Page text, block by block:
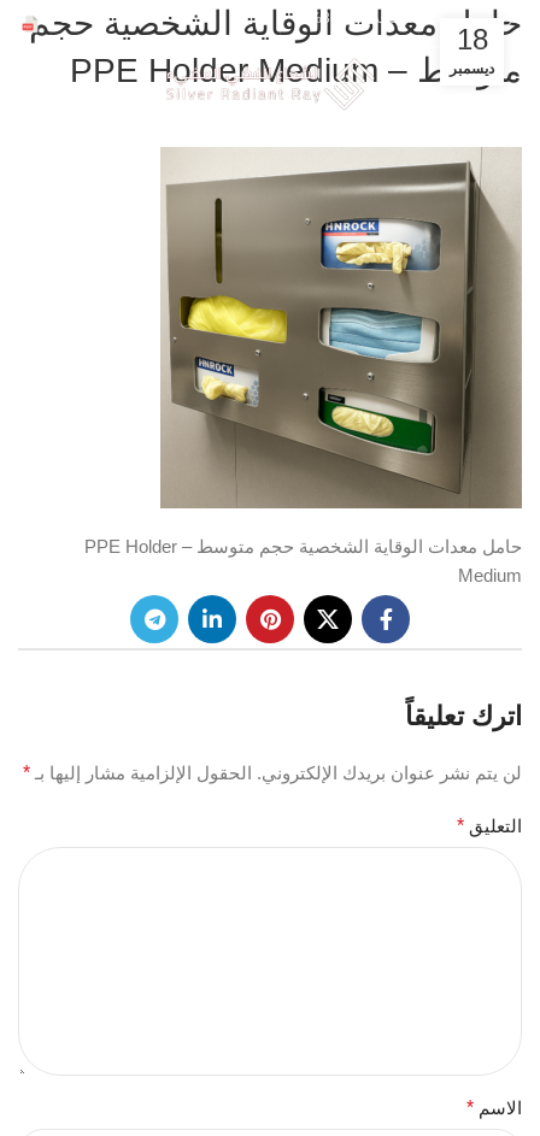
عروض حصرية للشركات خصم 30%
حامل معدات الوقاية الشخصية حجم
متوسط – PPE Holder Medium
18
ديسمبر
حامل معدات الوقاية الشخصية حجم متوسط – PPE Holder
Medium
اترك تعليقاً
لن يتم نشر عنوان بريدك الإلكتروني. الحقول الإلزامية مشار إليها بـ *
التعليق *
الاسم *